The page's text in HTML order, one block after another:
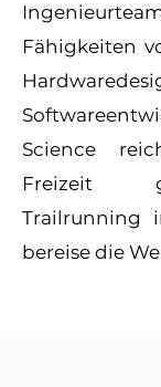
Fähigkeiten
Science
Freizeit
Trailrunning
bereise die